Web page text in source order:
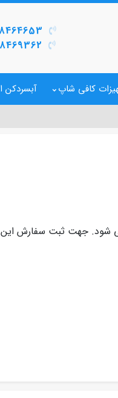
کافی شاپ آبسردکن
می شود. جهت ثبت سفارش